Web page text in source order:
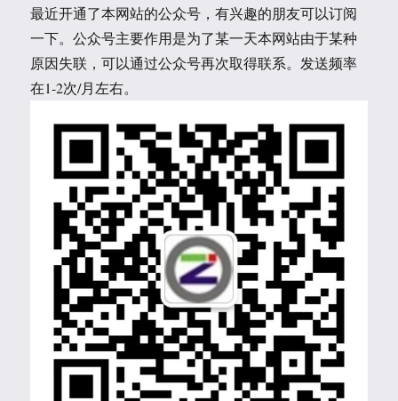
最近开通了本网站的公众号，有兴趣的朋友可以订阅
一下。公众号主要作用是为了某一天本网站由于某种
原因失联，可以通过公众号再次取得联系。发送频率
在1-2次/月左右。